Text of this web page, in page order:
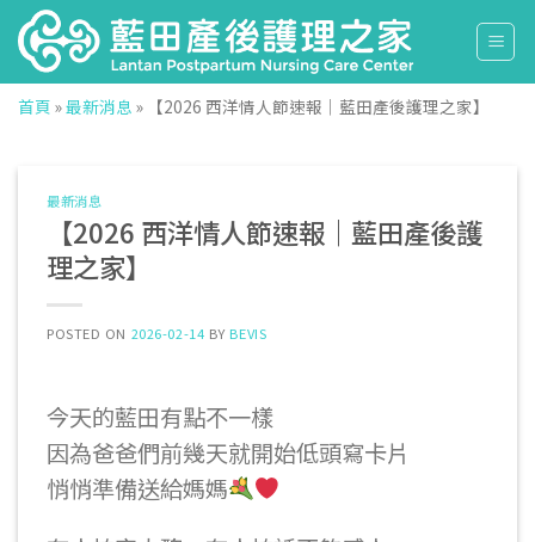
Skip
to
content
首頁 »最新消息 » 【2026 西洋情人節速報｜藍田產後護理之家】
最新消息
【2026 西洋情人節速報｜藍田產後護
理之家】
POSTED ON 2026-02-14 BY BEVIS
今天的藍田有點不一樣
因為爸爸們前幾天就開始低頭寫卡片
悄悄準備送給媽媽